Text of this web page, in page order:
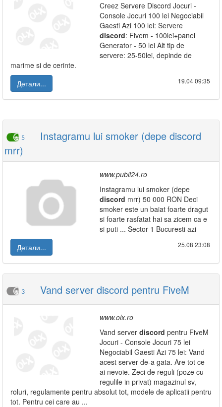
Creez Servere Discord Jocuri -
Console Jocuri 100 lei Negociabil
Gaesti Azi 100 lei: Servere
discord: Fivem - 100lei+panel
Generator - 50 lei Alt tip de
servere: 25-50lei, depinde de
marime si de cerinte.
Детали...
19.04|09:35
5
Instagramu lui smoker (depe discord
mrr)
www.publi24.ro
Instagramu lui smoker (depe
discord mrr) 50 000 RON Deci
smoker este un baiat foarte dragut
si foarte rasfatat hai sa zicem ca e
si puti ... Sector 1 Bucuresti azi
Детали...
25.08|23:08
3 Vand server discord pentru FiveM
www.olx.ro
Vand server discord pentru FiveM
Jocuri - Console Jocuri 75 lei
Negociabil Gaesti Azi 75 lei: Vand
acest server de-a gata. Are tot ce
ai nevoie. Zeci de reguli (poze cu
regulile in privat) magazinul sv,
roluri, regulamente pentru absolut tot, modele de aplicatii pentru
tot. Pentru cei care au ...